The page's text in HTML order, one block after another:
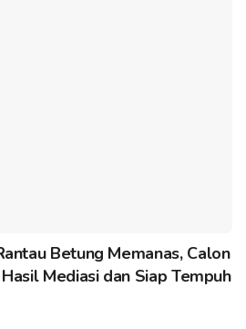
Betung Memanas, Calon
Mediasi dan Siap Tempuh